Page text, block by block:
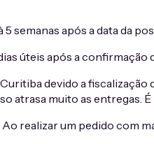
semanas após a data da
úteis após a
devido a
atrasa muito as entregas.
realizar um pedido com